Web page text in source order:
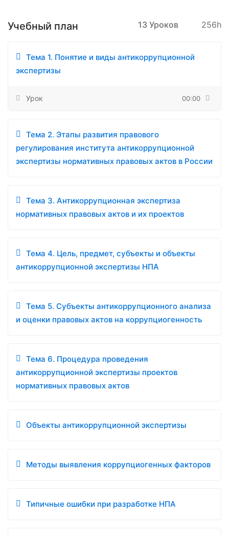
Учебный план 13 Уроков 256h
Тема 1. Понятие и виды антикоррупционной
экспертизы
Урок 00:00
Тема 2. Этапы развития правового
регулирования института антикоррупционной
экспертизы нормативных правовых актов в России
Тема 3. Антикоррупционная экспертиза
нормативных правовых актов и их проектов
Тема 4. Цель, предмет, субъекты и объекты
антикоррупционной экспертизы НПА
Тема 5. Субъекты антикоррупционного анализа
и оценки правовых актов на коррупциогенность
Тема 6. Процедура проведения
антикоррупционной экспертизы проектов
нормативных правовых актов
Объекты антикоррупционной экспертизы
Методы выявления коррупциогенных факторов
Типичные ошибки при разработке НПА